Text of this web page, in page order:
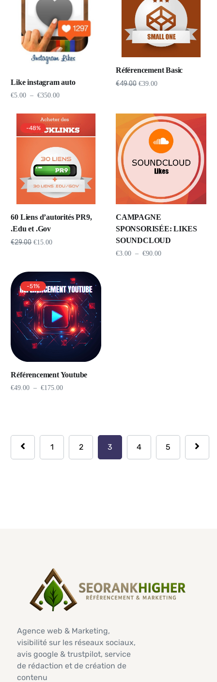
Like instagram auto
€5.00 – €350.00
Référencement Basic
€49.00 €39.00
-48%
60 Liens d’autorités PR9,
.Edu et .Gov
€29.00 €15.00
CAMPAGNE
SPONSORISÉE: LIKES
SOUNDCLOUD
€3.00 – €90.00
-51%
Référencement Youtube
€49.00 – €175.00
1 2 3 4 5
Agence web & Marketing,
visibilité sur les réseaux sociaux,
avis google & trustpilot, service
de rédaction et de création de
contenu